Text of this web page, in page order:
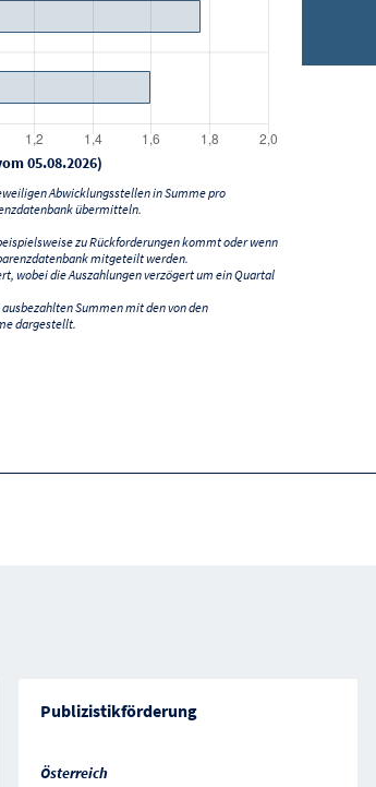
05.08.2026)
Abwicklungsstellen in Summe pro
übermitteln.
zu Rückforderungen kommt oder wenn
mitgeteilt werden.
wobei die Auszahlungen verzögert um ein Quartal
Summen mit den von den
dargestellt.
Publizistikförderung
Österreich